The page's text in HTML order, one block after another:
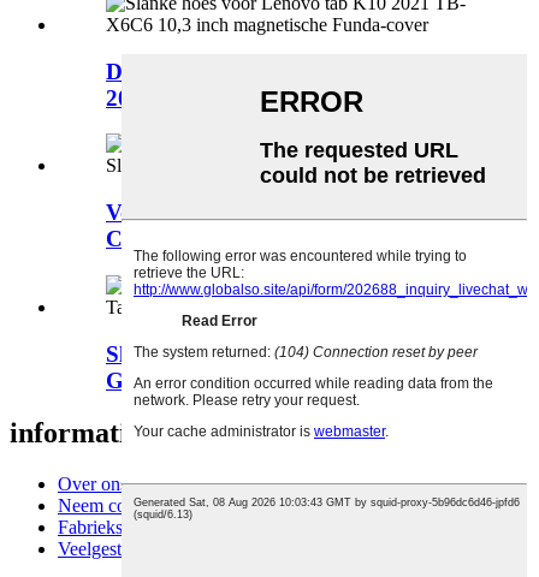
Dunne hoes voor Lenovo tab K10
2021 TB-X6C6 10.3 ...
Voor iPad Pro 12.9 2022 6e Generatie
Case Slee...
Slanke hoes voor ipad voor Samsung
Galaxy Tab A7 voor...
informatie
Over ons
Neem contact met ons op
Fabrieksrondleiding
Veelgestelde vragen